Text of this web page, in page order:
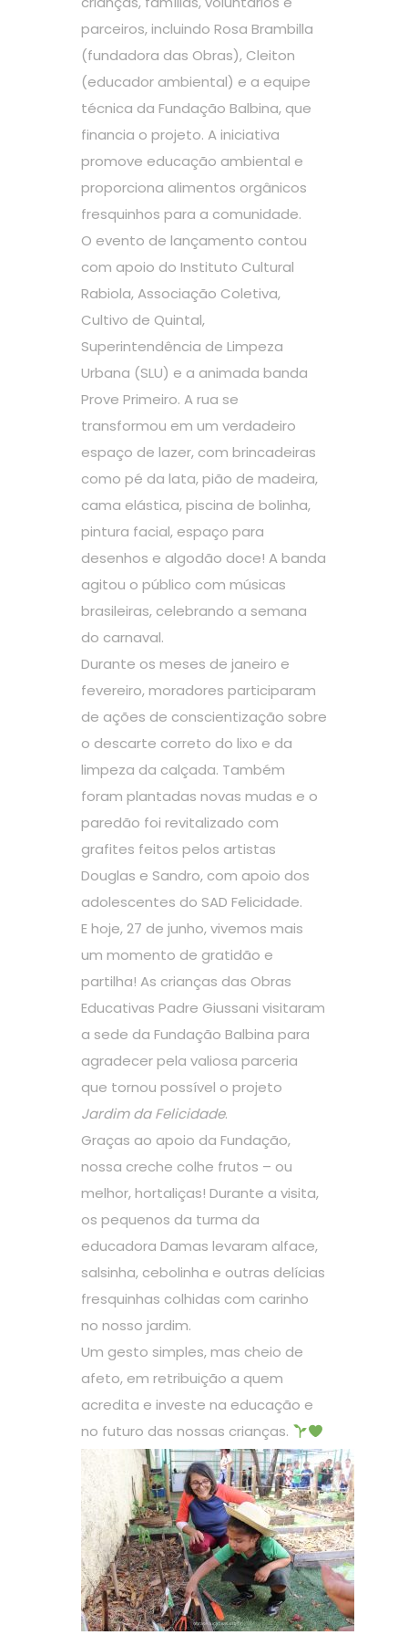
parceiros, incluindo Rosa Brambilla
(fundadora das Obras), Cleiton
(educador ambiental) e a equipe
técnica da Fundação Balbina, que
financia o projeto. A iniciativa
promove educação ambiental e
proporciona alimentos orgânicos
fresquinhos para a comunidade.
O evento de lançamento contou
com apoio do Instituto Cultural
Rabiola, Associação Coletiva,
Cultivo de Quintal,
Superintendência de Limpeza
Urbana (SLU) e a animada banda
Prove Primeiro. A rua se
transformou em um verdadeiro
espaço de lazer, com brincadeiras
como pé da lata, pião de madeira,
cama elástica, piscina de bolinha,
pintura facial, espaço para
desenhos e algodão doce! A banda
agitou o público com músicas
brasileiras, celebrando a semana
do carnaval.
Durante os meses de janeiro e
fevereiro, moradores participaram
de ações de conscientização sobre
o descarte correto do lixo e da
limpeza da calçada. Também
foram plantadas novas mudas e o
paredão foi revitalizado com
grafites feitos pelos artistas
Douglas e Sandro, com apoio dos
adolescentes do SAD Felicidade.
E hoje, 27 de junho, vivemos mais
um momento de gratidão e
partilha! As crianças das Obras
Educativas Padre Giussani visitaram
a sede da Fundação Balbina para
agradecer pela valiosa parceria
que tornou possível o projeto
Jardim da Felicidade.
Graças ao apoio da Fundação,
nossa creche colhe frutos – ou
melhor, hortaliças! Durante a visita,
os pequenos da turma da
educadora Damas levaram alface,
salsinha, cebolinha e outras delícias
fresquinhas colhidas com carinho
no nosso jardim.
Um gesto simples, mas cheio de
afeto, em retribuição a quem
acredita e investe na educação e
no futuro das nossas crianças.